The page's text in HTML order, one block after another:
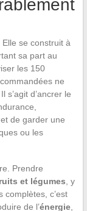
se construit à
sa part au
les 150
ne
s’agit d’ancrer le
de garder une
ou les
Prendre
et légumes , y
c’est
de l’énergie,